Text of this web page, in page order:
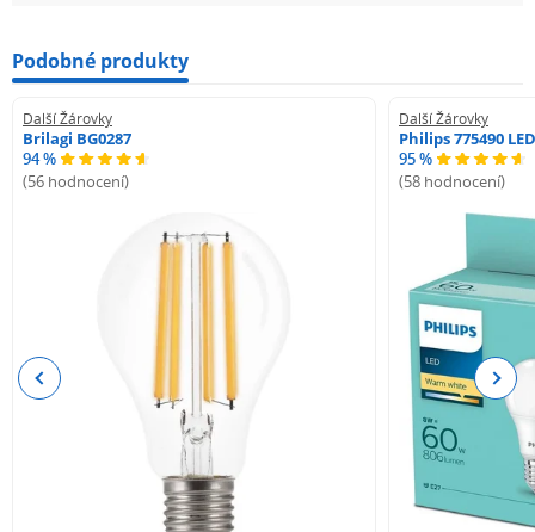
Podobné produkty
Další Žárovky
Brilagi BG0287
94 %
(56 hodnocení)
Další Žárovky
Philips 775490
95 %
(58 hodnocení)
Previous Next